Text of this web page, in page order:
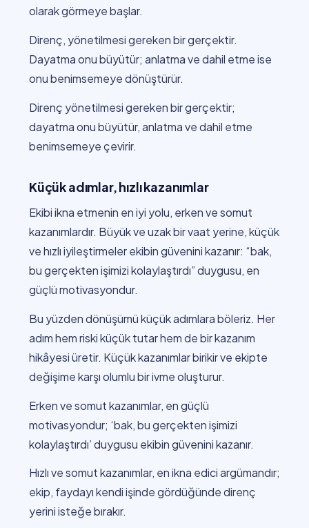
olarak görmeye başlar.
Direnç, yönetilmesi gereken bir gerçektir.
Dayatma onu büyütür; anlatma ve dahil etme ise
onu benimsemeye dönüştürür.
Direnç yönetilmesi gereken bir gerçektir;
dayatma onu büyütür, anlatma ve dahil etme
benimsemeye çevirir.
Küçük adımlar, hızlı kazanımlar
Ekibi ikna etmenin en iyi yolu, erken ve somut
kazanımlardır. Büyük ve uzak bir vaat yerine, küçük
ve hızlı iyileştirmeler ekibin güvenini kazanır: “bak,
bu gerçekten işimizi kolaylaştırdı” duygusu, en
güçlü motivasyondur.
Bu yüzden dönüşümü küçük adımlara böleriz. Her
adım hem riski küçük tutar hem de bir kazanım
hikâyesi üretir. Küçük kazanımlar birikir ve ekipte
değişime karşı olumlu bir ivme oluşturur.
Erken ve somut kazanımlar, en güçlü
motivasyondur; ‘bak, bu gerçekten işimizi
kolaylaştırdı’ duygusu ekibin güvenini kazanır.
Hızlı ve somut kazanımlar, en ikna edici argümandır;
ekip, faydayı kendi işinde gördüğünde direnç
yerini isteğe bırakır.